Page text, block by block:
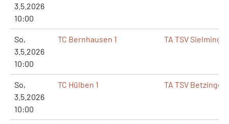
3.5.2026
10:00
So,
3.5.2026
10:00
TC Bernhausen 1 TA TSV
So,
3.5.2026
10:00
TC Hülben 1 TA TSV Betzingen